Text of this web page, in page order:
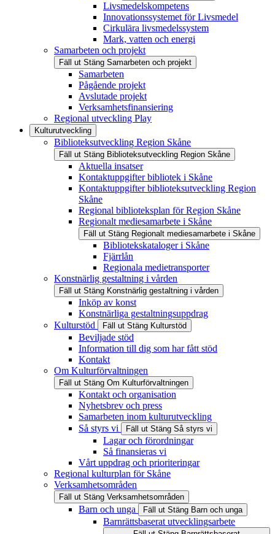
Livsmedelskompetens
Innovationssystemet för Livsmedel
Cirkulära livsmedelssystem
Mark, vatten och energi
Samarbeten och projekt
Fäll ut Stäng Samarbeten och projekt
Samarbeten
Pågående projekt
Avslutade projekt
Verksamhetsfinansiering
Regional utveckling Play
Kulturutveckling
Biblioteksutveckling Region Skåne
Fäll ut Stäng Biblioteksutveckling Region Skåne
Aktuella insatser
Kontaktuppgifter bibliotek i Skåne
Kontaktuppgifter biblioteksutveckling Region
Skåne
Regional biblioteksplan för Region Skåne
Regionalt mediesamarbete i Skåne
Fäll ut Stäng Regionalt mediesamarbete i Skåne
Bibliotekskataloger i Skåne
Fjärrlån
Regionala medietransporter
Konstnärlig gestaltning i vården
Fäll ut Stäng Konstnärlig gestaltning i vården
Inköp av konst
Konstnärliga gestaltningsuppdrag
Kulturstöd
Fäll ut Stäng Kulturstöd
Beviljade stöd
Information till dig som har fått stöd
Kontakt
Om Kulturförvaltningen
Fäll ut Stäng Om Kulturförvaltningen
Kontakt och organisation
Nyhetsbrev och press
Samarbeten inom kulturutveckling
Så styrs vi
Fäll ut Stäng Så styrs vi
Lagar och förordningar
Så finansieras vi
Vårt uppdrag och prioriteringar
Regional kulturplan för Skåne
Verksamhetsområden
Fäll ut Stäng Verksamhetsområden
Barn och unga Fäll ut Stäng Barn och unga
Barnrättsbaserat utvecklingsarbete